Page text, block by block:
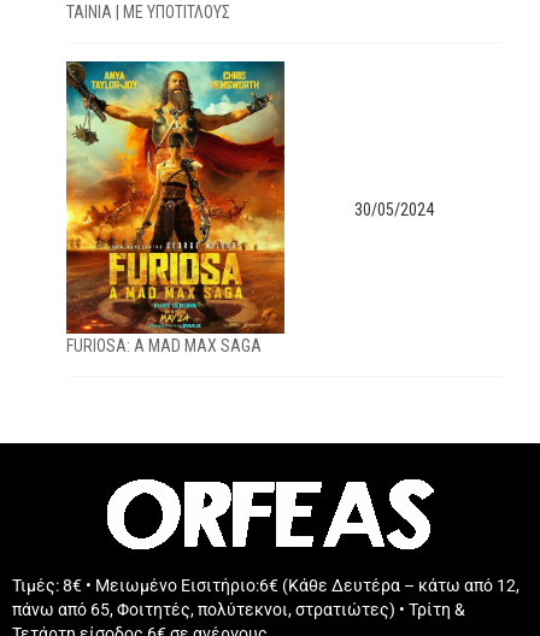
ΤΑΙΝΙΑ | ΜΕ ΥΠΟΤΙΤΛΟΥΣ
FURIOSA: A MAD MAX SAGA
30/05/2024
Τιμές: 8€ • Μειωμένο Εισιτήριο:6€ (Κάθε Δευτέρα – κάτω από 12,
πάνω από 65, Φοιτητές, πολύτεκνοι, στρατιώτες) • Τρίτη &